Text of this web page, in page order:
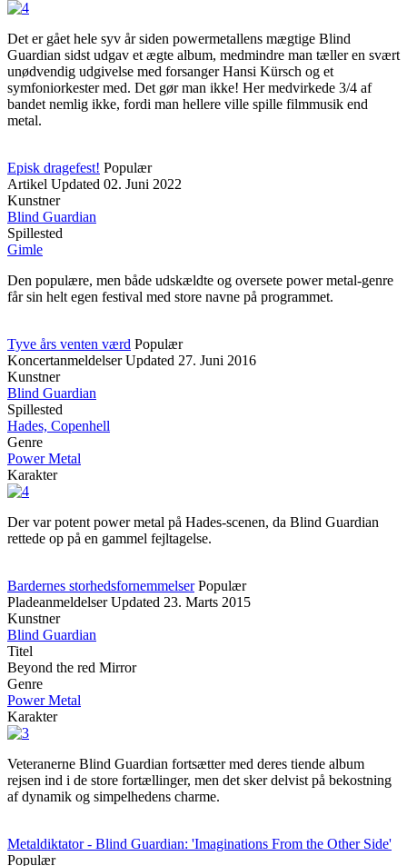
Det er gået hele syv år siden powermetallens mægtige Blind
Guardian sidst udgav et ægte album, medmindre man tæller en svært
unødvendig udgivelse med forsanger Hansi Kürsch og et
symfoniorkester med. Det gør man ikke! Her medvirkede 3/4 af
bandet nemlig ikke, fordi man hellere ville spille filmmusik end
metal.
Episk dragefest! Populær
Artikel Updated 02. Juni 2022
Kunstner
Blind Guardian
Spillested
Gimle
Den populære, men både udskældte og oversete power metal-genre
får sin helt egen festival med store navne på programmet.
Tyve års venten værd Populær
Koncertanmeldelser Updated 27. Juni 2016
Kunstner
Blind Guardian
Spillested
Hades, Copenhell
Genre
Power Metal
Karakter
Der var potent power metal på Hades-scenen, da Blind Guardian
rettede op på en gammel fejltagelse.
Bardernes storhedsfornemmelser Populær
Pladeanmeldelser Updated 23. Marts 2015
Kunstner
Blind Guardian
Titel
Beyond the red Mirror
Genre
Power Metal
Karakter
Veteranerne Blind Guardian fortsætter med deres tiende album
rejsen ind i de store fortællinger, men det sker delvist på bekostning
af dynamik og simpelhedens charme.
Metaldiktator - Blind Guardian: 'Imaginations From the Other Side'
Populær